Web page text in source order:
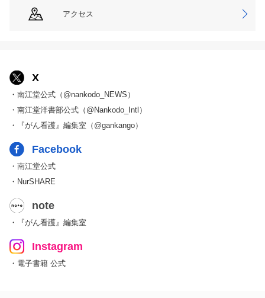
アクセス
X
・南江堂公式（@nankodo_NEWS）
・南江堂洋書部公式（@Nankodo_Intl）
・『がん看護』編集室（@gankango）
Facebook
・南江堂公式
・NurSHARE
note
・『がん看護』編集室
Instagram
・電子書籍 公式